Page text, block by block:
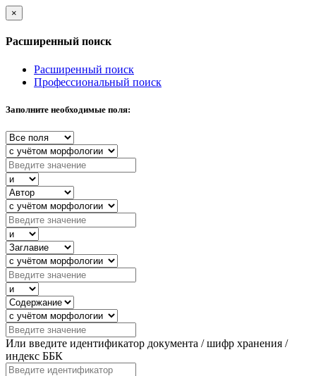
×
Расширенный поиск
Расширенный поиск
Профессиональный поиск
Заполните необходимые поля:
Или введите идентификатор документа / шифр хранения /
индекс ББК